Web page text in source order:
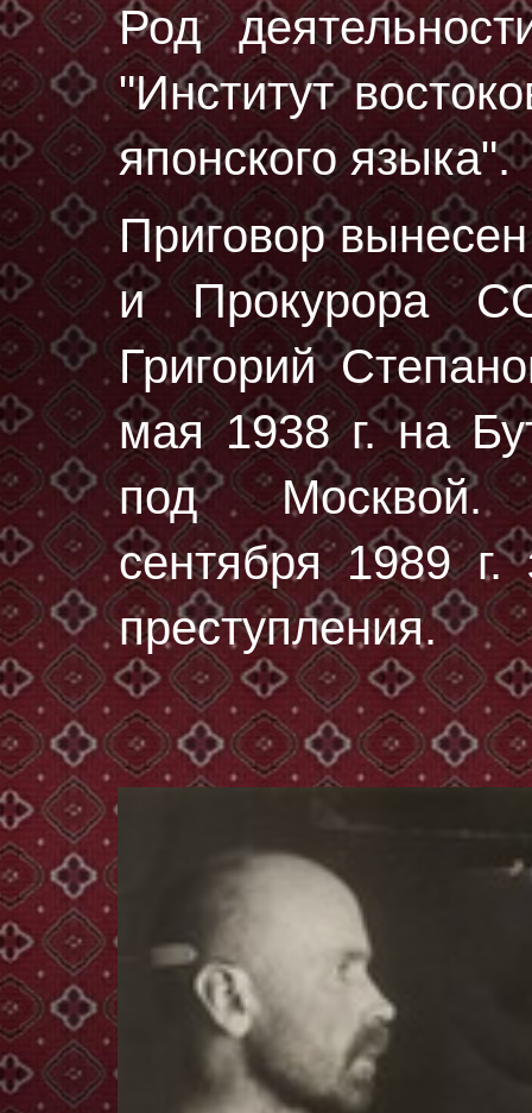
Род
"Институт
японского языка".
Приговор
и Прокурора
Григорий
мая 1938 г.на
под Москвой.
сентября 1989 г.
преступления.